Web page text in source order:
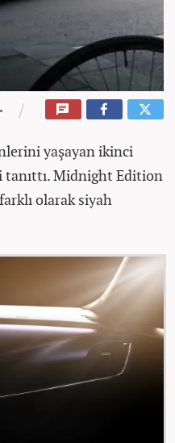
yaşayan ikinci
tanıttı. Midnight Edition
olarak siyah